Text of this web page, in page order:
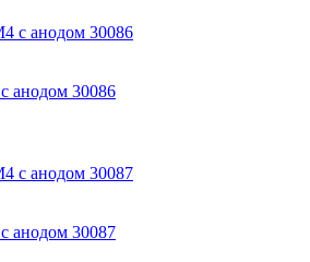
анодом 30086
анодом 30087